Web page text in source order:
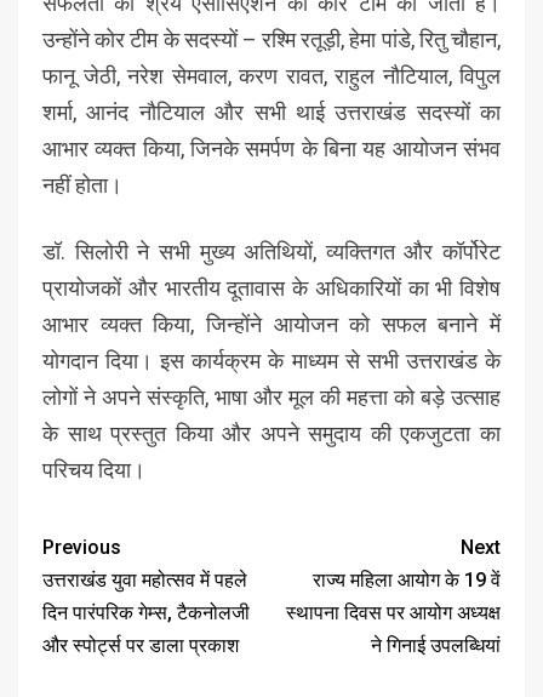
उन्होंने कोर टीम के सदस्यों – रश्मि रतूड़ी, हेमा पांडे, रितु चौहान,
फानू जेठी, नरेश सेमवाल, करण रावत, राहुल नौटियाल, विपुल
शर्मा, आनंद नौटियाल और सभी थाई उत्तराखंड सदस्यों का
आभार व्यक्त किया, जिनके समर्पण के बिना यह आयोजन संभव
नहीं होता।
डॉ. सिलोरी ने सभी मुख्य अतिथियों, व्यक्तिगत और कॉर्पोरेट
प्रायोजकों और भारतीय दूतावास के अधिकारियों का भी विशेष
आभार व्यक्त किया, जिन्होंने आयोजन को सफल बनाने में
योगदान दिया। इस कार्यक्रम के माध्यम से सभी उत्तराखंड के
लोगों ने अपने संस्कृति, भाषा और मूल की महत्ता को बड़े उत्साह
के साथ प्रस्तुत किया और अपने समुदाय की एकजुटता का
परिचय दिया।
Previous
उत्तराखंड युवा महोत्सव में पहले
दिन पारंपरिक गेम्स, टैकनोलजी
और स्पोर्ट्स पर डाला प्रकाश
Next
राज्य महिला आयोग के 19 वें
स्थापना दिवस पर आयोग अध्यक्ष
ने गिनाई उपलब्धियां